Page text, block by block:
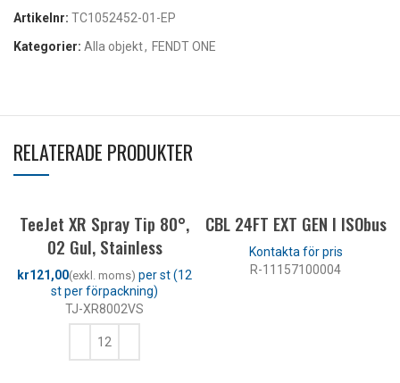
Artikelnr: TC1052452-01-EP
Kategorier: Alla objekt, FENDT ONE
RELATERADE PRODUKTER
TeeJet XR Spray Tip 80°,
02 Gul, Stainless
kr
TJ-XR8002VS
CBL 24FT EXT GEN I ISObus
R-11157100004